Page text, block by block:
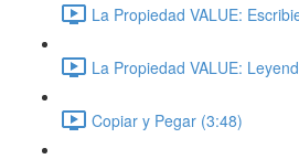
La Propiedad VALUE:
La Propiedad VALUE:
Copiar y Pegar (3:48)